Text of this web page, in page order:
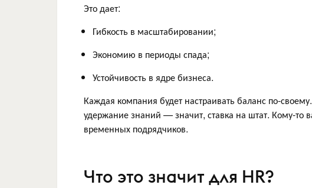
Это дает:
Гибкость в масштабировании;
Экономию в периоды спада;
Устойчивость в ядре бизнеса.
Каждая компания будет настраивать баланс по-
удержание знаний — значит, ставка на штат. Кому-то
временных подрядчиков.
Что это значит для HR?